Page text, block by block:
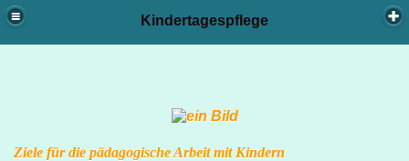
Kindertagespflege
Ziele für die pädagogische Arbeit mit Kindern